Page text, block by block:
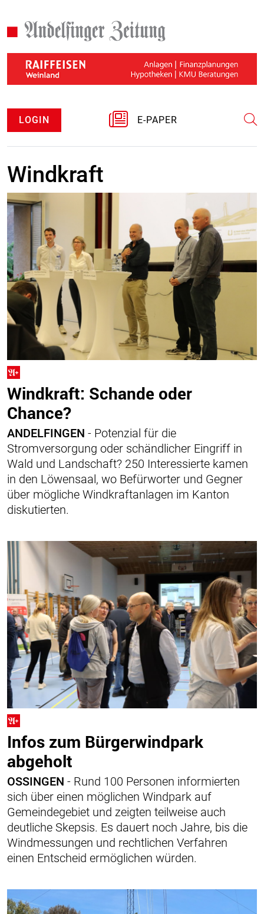
LOGIN E-PAPER
Windkraft
Windkraft: Schande oder
Chance?
ANDELFINGEN - Potenzial für die
Stromversorgung oder schändlicher Eingriff in
Wald und Landschaft? 250 Interessierte kamen
in den Löwensaal, wo Befürworter und Gegner
über mögliche Windkraft­anlagen im Kanton
diskutierten.
Infos zum Bürgerwindpark
abgeholt
OSSINGEN - Rund 100 Personen informierten
sich über einen möglichen Windpark auf
Gemeinde­gebiet und zeigten teilweise auch
deutliche Skepsis. Es dauert noch Jahre, bis die
Windmessungen und rechtlichen Verfahren
einen Entscheid ermöglichen würden.